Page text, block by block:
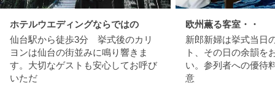
ホテルウエディングならではの
仙台駅から徒歩3分 挙式後のカリ
ヨンは仙台の街並みに鳴り響きま
す。大切なゲストも安心してお呼び
いただ
欧州薫る客室・・
新郎新婦は挙式当日
ト、その日の余韻を
い。参列者への優待
意